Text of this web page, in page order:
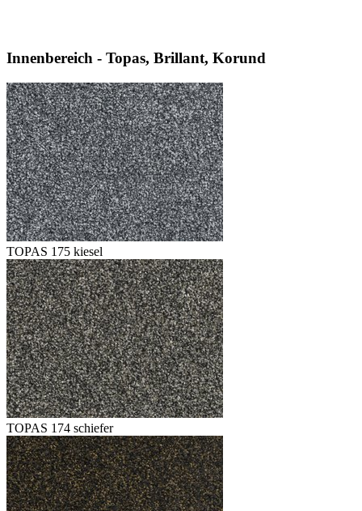
Innenbereich - Topas, Brillant, Korund
TOPAS 175 kiesel
TOPAS 174 schiefer